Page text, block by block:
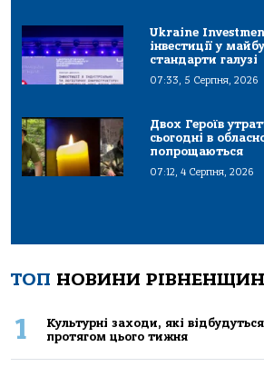
Ukraine
інвестиції у
стандарти галузі
07:33, 5 Серпня, 2026
Двох Героїв
сьогодні в
попрощаються
07:12, 4 Серпня, 2026
ТОП НОВИНИ
1
Культурні заходи, які
протягом цього тижня